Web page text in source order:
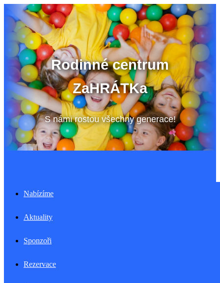
Přeskočit
na
obsah
Rodinné centrum
ZaHRÁTKa
S námi rostou všechny generace!
Nabízíme
Aktuality
Sponzoři
Rezervace